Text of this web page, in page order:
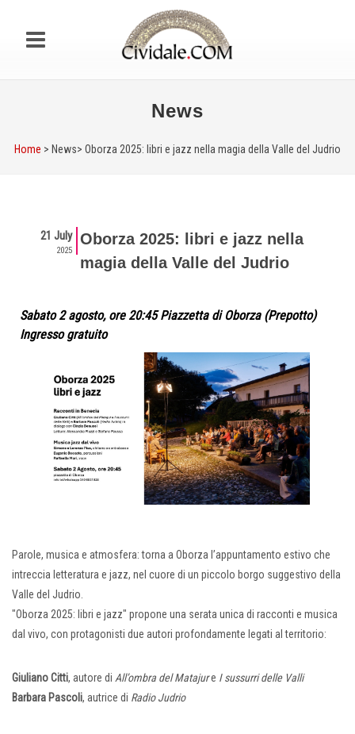
News
Home > News> Oborza 2025: libri e jazz nella magia della Valle del Judrio
21 July
2025
Oborza 2025: libri e jazz nella
magia della Valle del Judrio
Sabato 2 agosto, ore 20:45 Piazzetta di Oborza (Prepotto)
Ingresso gratuito
Parole, musica e atmosfera: torna a Oborza l’appuntamento estivo che
intreccia letteratura e jazz, nel cuore di un piccolo borgo suggestivo della
Valle del Judrio.
"Oborza 2025: libri e jazz" propone una serata unica di racconti e musica
dal vivo, con protagonisti due autori profondamente legati al territorio:
Giuliano Citti, autore di All’ombra del Matajure I sussurri delle Valli
Barbara Pascoli, autrice di Radio Judrio